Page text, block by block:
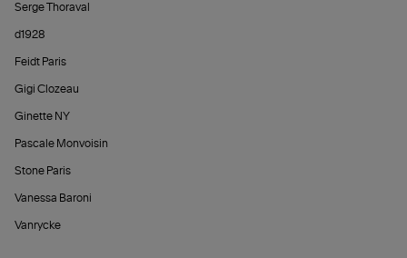
Serge Thoraval
d1928
Feidt Paris
Gigi Clozeau
Ginette NY
Pascale Monvoisin
Stone Paris
Vanessa Baroni
Vanrycke